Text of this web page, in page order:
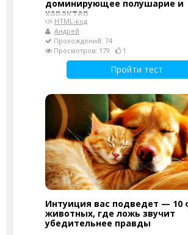
доминирующее полушарие и
характер
HTML-код
Андрей
Прохождений: 74
Просмотров: 179
1
Пройти тест
Интуиция вас подведет — 10
животных, где ложь звучит
убедительнее правды